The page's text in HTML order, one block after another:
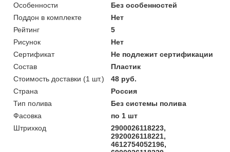
Особенности
Без особенностей
Поддон в комплекте
Нет
Рейтинг
5
Рисунок
Нет
Сертификат
Не подлежит сертификации
Состав
Пластик
Стоимость доставки (1 шт.)
48 руб.
Страна
Россия
Тип полива
Без системы полива
Фасовка
по 1 шт
Штрихкод
2900026118223,
2920026118221,
4612754052196,